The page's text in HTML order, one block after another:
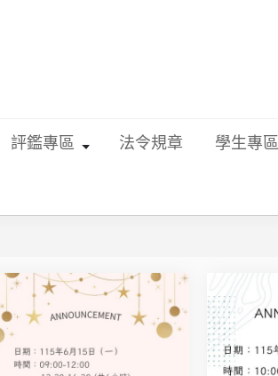
評鑑專區 法令規章 學生專區